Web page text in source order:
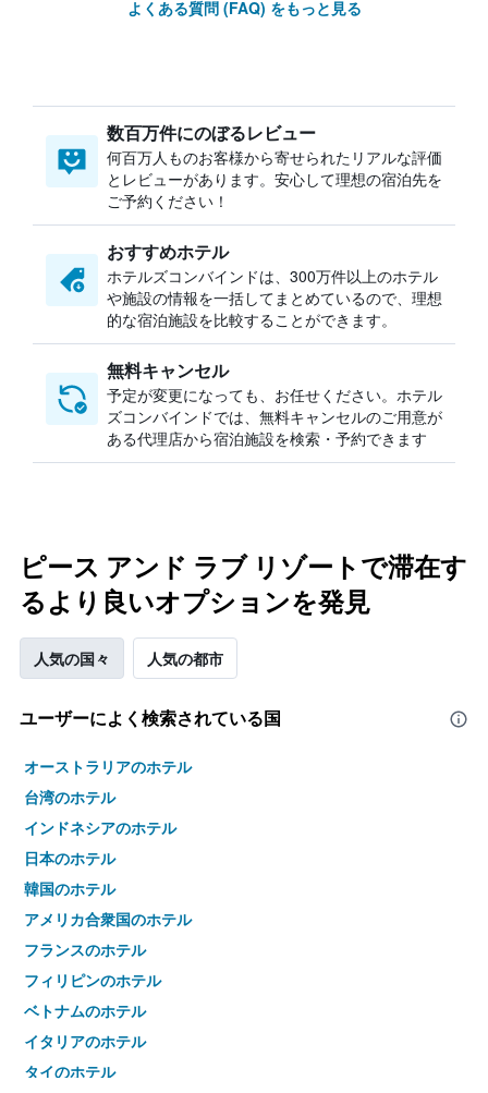
よくある質問 (FAQ) をもっと見る
数百万件にのぼるレビュー
何百万人ものお客様から寄せられたリアルな評価
とレビューがあります。安心して理想の宿泊先を
ご予約ください！
おすすめホテル
ホテルズコンバインドは、300万件以上のホテル
や施設の情報を一括してまとめているので、理想
的な宿泊施設を比較することができます。
無料キャンセル
予定が変更になっても、お任せください。ホテル
ズコンバインドでは、無料キャンセルのご用意が
ある代理店から宿泊施設を検索・予約できます
ピース アンド ラブ リゾートで滞在す
るより良いオプションを発見
人気の国々 人気の都市
ユーザーによく検索されている国
オーストラリアのホテル
台湾のホテル
インドネシアのホテル
日本のホテル
韓国のホテル
アメリカ合衆国のホテル
フランスのホテル
フィリピンのホテル
ベトナムのホテル
イタリアのホテル
タイのホテル